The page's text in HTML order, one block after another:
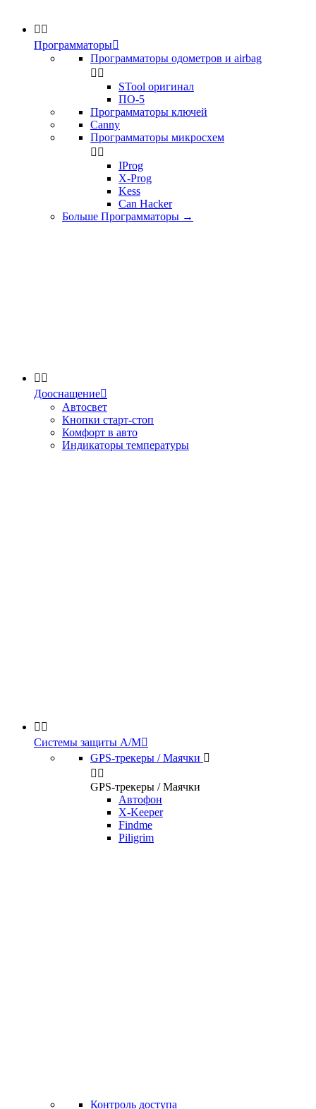
 
Программаторы
Программаторы одометров и airbag
 
STool оригинал
ПО-5
Программаторы ключей
Canny
Программаторы микросхем
 
IProg
X-Prog
Kess
Can Hacker
Больше Программаторы →
 
Дооснащение
Автосвет
Кнопки старт-стоп
Комфорт в авто
Индикаторы температуры
 
Системы защиты А/М
GPS-трекеры / Маячки 
 
GPS-трекеры / Маячки
Автофон
X-Keeper
Findme
Piligrim
Контроль доступа